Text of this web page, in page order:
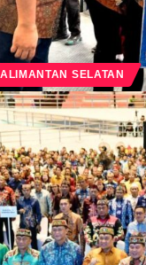
SELATAN